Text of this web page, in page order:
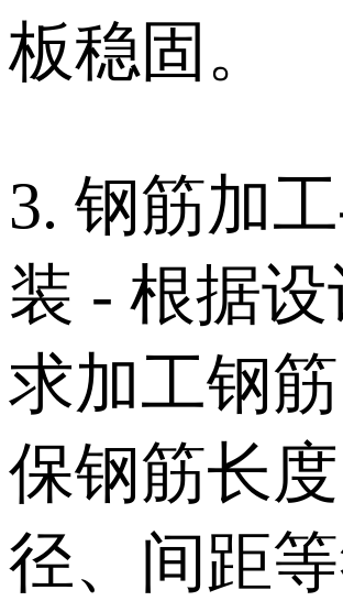
板稳固。
3. 钢筋加
装 - 根据
求加工钢
保钢筋长
径、间距